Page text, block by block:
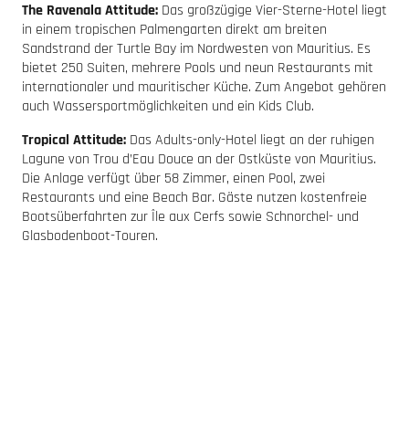
The Ravenala Attitude: Das großzügige Vier-Sterne-Hotel liegt
in einem tropischen Palmengarten direkt am breiten
Sandstrand der Turtle Bay im Nordwesten von Mauritius. Es
bietet 250 Suiten, mehrere Pools und neun Restaurants mit
internationaler und mauritischer Küche. Zum Angebot gehören
auch Wassersportmöglichkeiten und ein Kids Club.
Tropical Attitude: Das Adults-only-Hotel liegt an der ruhigen
Lagune von Trou d’Eau Douce an der Ostküste von Mauritius.
Die Anlage verfügt über 58 Zimmer, einen Pool, zwei
Restaurants und eine Beach Bar. Gäste nutzen kostenfreie
Bootsüberfahrten zur Île aux Cerfs sowie Schnorchel- und
Glasbodenboot-Touren.